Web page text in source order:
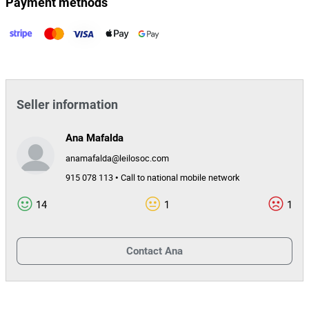
fronteira Espanha.
Acessos
Seller information
Ana Mafalda
anamafalda@leilosoc.com
915 078 113 • Call to national mobile network
14 1 1
Contact Ana